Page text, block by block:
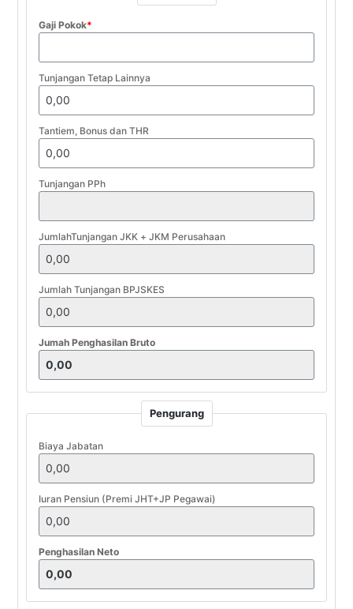
Gaji Pokok*
Tunjangan Tetap Lainnya
Tantiem, Bonus dan THR
Tunjangan PPh
JumlahTunjangan JKK + JKM Perusahaan
Jumlah Tunjangan BPJSKES
Jumah Penghasilan Bruto
Pengurang
Biaya Jabatan
Iuran Pensiun (Premi JHT+JP Pegawai)
Penghasilan Neto